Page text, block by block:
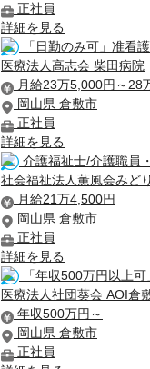
正社員
詳細を見る
「日勤のみ可」准看
医療法人高志会 柴田病院
月給23万5,000円～28
岡山県 倉敷市
正社員
詳細を見る
介護福祉士/介護職員
社会福祉法人薫風会みど
月給21万4,500円
岡山県 倉敷市
正社員
詳細を見る
「年収500万円以上
医療法人社団葵会 AOI倉
年収500万円～
岡山県 倉敷市
正社員